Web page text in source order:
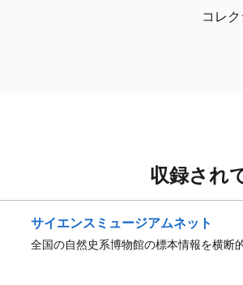
コレ
収録され
サイエンスミュージアムネット
全国の自然史系博物館の標本情報を横断